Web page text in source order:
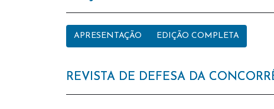
APRESENTAÇÃO EDIÇÃO COMPLETA
REVISTA DE DEFESA DA